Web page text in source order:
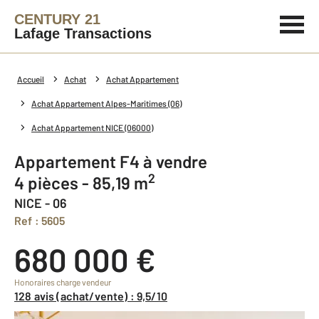
CENTURY 21
Lafage Transactions
Accueil Achat Achat Appartement
Achat Appartement Alpes-Maritimes (06)
Achat Appartement NICE (06000)
Appartement F4 à vendre
4 pièces - 85,19 m2
NICE - 06
Ref : 5605
680 000 €
Honoraires charge vendeur
128 avis (achat/vente) : 9,5/10